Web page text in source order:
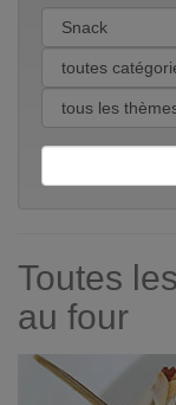
Toutes
au four